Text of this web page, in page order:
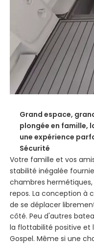
Grand espace,
plongée en famille,
une expérience
Sécurité
Votre famille et vos
stabilité inégalée
chambres
repos. La conception à
de se déplacer
côté. Peu d'autres
la flottabilité positive et
Gospel. Même si une